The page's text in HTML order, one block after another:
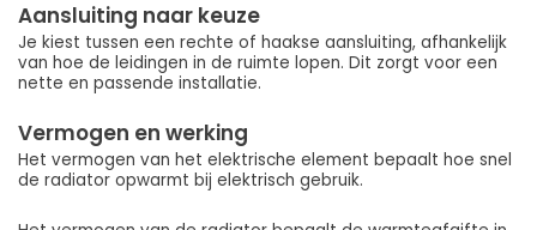
Aansluiting naar keuze
Je kiest tussen een rechte of haakse aansluiting, afhankelijk
van hoe de leidingen in de ruimte lopen. Dit zorgt voor een
nette en passende installatie.
Vermogen en werking
Het vermogen van het elektrische element bepaalt hoe snel
de radiator opwarmt bij elektrisch gebruik.